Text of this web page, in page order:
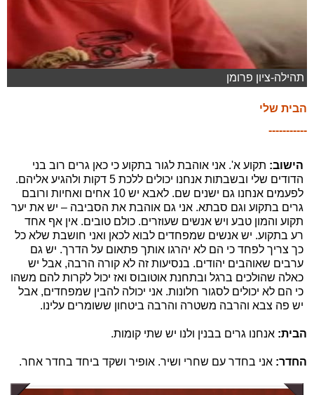
תהילה-ציון פרומן
הבית שלי
-----------
הישוב: תקוע א'. אני אוהבת לגור בתקוע כי כאן גרים רוב בני
הדודים שלי ובשבתות אנחנו יכולים ללכת 5 דקות ולהגיע אליהם.
לפעמים אנחנו גם ישנים שם. לאבא יש 10 אחים ואחיות ורובם
גרים בתקוע וגם סבתא. אני גם אוהבת את הסביבה – יש את יער
תקוע והמון טבע ויש אנשים שעוזרים. כולם טובים. אין אף אחד
רע בתקוע. יש אנשים שמפחדים לבוא לכאן ואני חושבת שלא כל
כך צריך לפחד כי הם לא יהרגו אותך פתאום על הדרך. יש גם
ערבים שאוהבים יהודים. בנסיעות זה לא קורה הרבה, אבל יש
כאלה שהולכים ברגל ובתחנת אוטובוס ואז יכול לקרות להם משהו
כי הם לא יכולים לסגור חלונות. אני יכולה להבין שמפחדים, אבל
יש פה צבא והרבה משטרה והרבה ביטחון ששומרים עלינו.
הבית: אנחנו גרים בבנין ולנו יש שתי קומות.
החדר: אני בחדר עם שחרי ושיר. אופיר ושקד ביחד בחדר אחר.